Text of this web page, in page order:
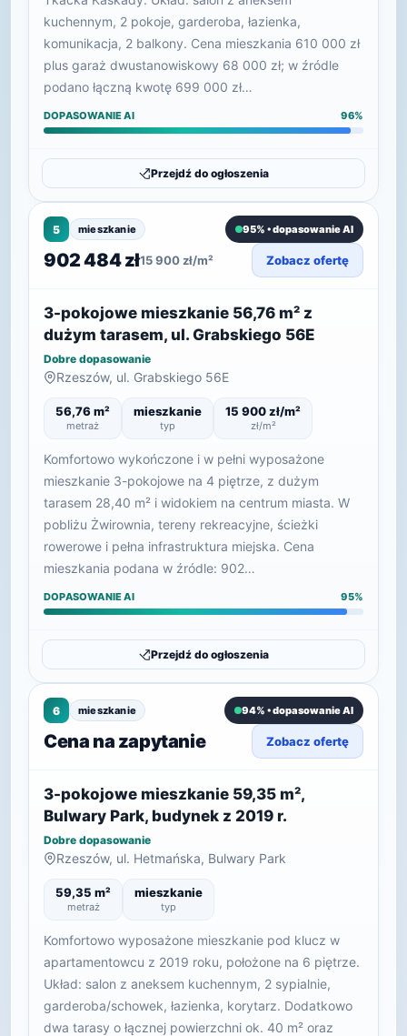
kuchennym, 2 pokoje, garderoba, łazienka,
komunikacja, 2 balkony. Cena mieszkania 610 000 zł
plus garaż dwustanowiskowy 68 000 zł; w źródle
podano łączną kwotę 699 000 zł…
DOPASOWANIE AI 96%
Przejdź do ogłoszenia
5 mieszkanie 95% • dopasowanie AI
902 484 zł15 900 zł/m² Zobacz ofertę
3-pokojowe mieszkanie 56,76 m² z
dużym tarasem, ul. Grabskiego 56E
Dobre dopasowanie
Rzeszów, ul. Grabskiego 56E
56,76 m²
metraż
mieszkanie
typ
15 900 zł/m²
zł/m²
Komfortowo wykończone i w pełni wyposażone
mieszkanie 3-pokojowe na 4 piętrze, z dużym
tarasem 28,40 m² i widokiem na centrum miasta. W
pobliżu Żwirownia, tereny rekreacyjne, ścieżki
rowerowe i pełna infrastruktura miejska. Cena
mieszkania podana w źródle: 902…
DOPASOWANIE AI 95%
Przejdź do ogłoszenia
6 mieszkanie 94% • dopasowanie AI
Cena na zapytanie Zobacz ofertę
3-pokojowe mieszkanie 59,35 m²,
Bulwary Park, budynek z 2019 r.
Dobre dopasowanie
Rzeszów, ul. Hetmańska, Bulwary Park
59,35 m²
metraż
mieszkanie
typ
Komfortowo wyposażone mieszkanie pod klucz w
apartamentowcu z 2019 roku, położone na 6 piętrze.
Układ: salon z aneksem kuchennym, 2 sypialnie,
garderoba/schowek, łazienka, korytarz. Dodatkowo
dwa tarasy o łącznej powierzchni ok. 40 m² oraz